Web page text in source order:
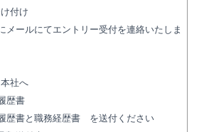
付け
ールにてエントリー受付を連絡いたしま
社へ
書
と職務経歴書 を送付ください